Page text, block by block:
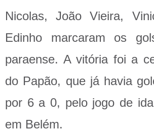
Nicolas, João Vieira,
Edinho marcaram os
paraense. A vitória foi a
do Papão, que já havia
por 6 a 0, pelo jogo de
em Belém.